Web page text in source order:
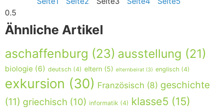
Ähnliche Artikel
aschaffenburg (23) ausstellung (21)
biologie (6) deutsch (4) eltern (5) elternbeirat (3) englisch (4)
exkursion (30) Französisch (8) geschichte
(11) griechisch (10) informatik (4) klasse5 (15)